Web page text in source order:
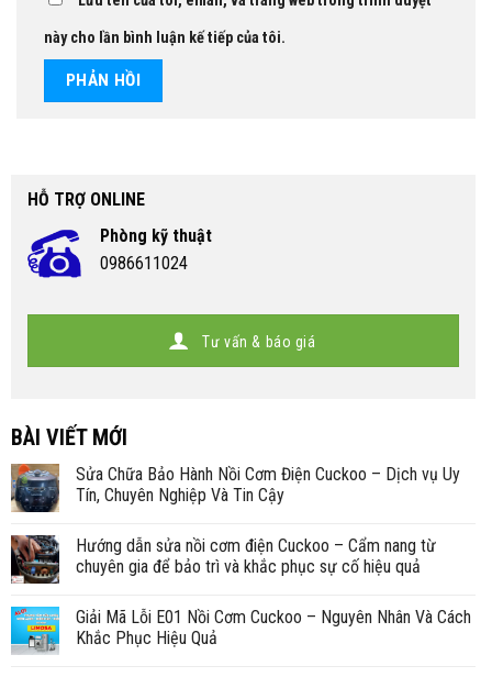
này cho lần bình luận kế tiếp của tôi.
HỖ TRỢ ONLINE
Phòng kỹ thuật
0986611024
Tư vấn & báo giá
BÀI VIẾT MỚI
Sửa Chữa Bảo Hành Nồi Cơm Điện Cuckoo – Dịch vụ Uy
Tín, Chuyên Nghiệp Và Tin Cậy
Hướng dẫn sửa nồi cơm điện Cuckoo – Cẩm nang từ
chuyên gia để bảo trì và khắc phục sự cố hiệu quả
Giải Mã Lỗi E01 Nồi Cơm Cuckoo – Nguyên Nhân Và Cách
Khắc Phục Hiệu Quả